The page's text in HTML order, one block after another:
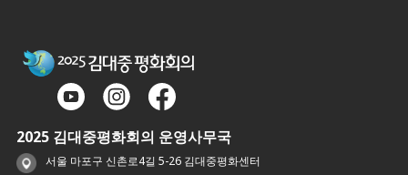
2025 김대중평화회의 운영사무국
서울 마포구 신촌로4길 5-26 김대중평화센터